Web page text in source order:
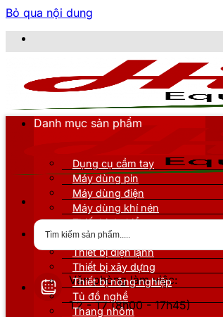
Bỏ qua nội dung
Văn phòng làm việc:
T2 - T7 (8h00 - 17h45)
Danh mục sản phẩm
Dụng cụ cầm tay
Máy dùng pin
Máy dùng điện
Máy dùng khí nén
Thiết bị đo kiểm
Thiết bị nâng đỡ
Thiết bị điện lạnh
Thiết bị xây dựng
Thiết bị nông nghiệp
Tủ đồ nghề
Thang nhôm